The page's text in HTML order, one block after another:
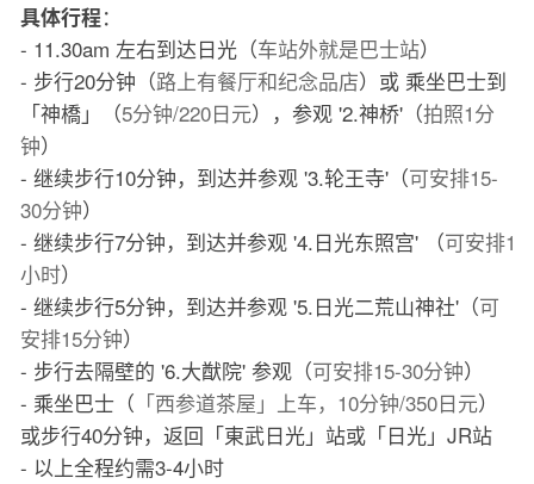
具体行程：
- 11.30am 左右到达日光（车站外就是巴士站）
- 步行20分钟（路上有餐厅和纪念品店）或 乘坐巴士到
「神橋」（5分钟/220日元），参观 '2.神桥'（拍照1分
钟）
- 继续步行10分钟，到达并参观 '3.轮王寺'（可安排15-
30分钟）
- 继续步行7分钟，到达并参观 '4.日光东照宫' （可安排1
小时）
- 继续步行5分钟，到达并参观 '5.日光二荒山神社'（可
安排15分钟）
- 步行去隔壁的 '6.大猷院' 参观（可安排15-30分钟）
- 乘坐巴士（ 「西参道茶屋」上车，10分钟/350日元）
或步行40分钟，返回「東武日光」站或「日光」JR站
- 以上全程约需3-4小时